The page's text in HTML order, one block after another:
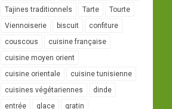
Tajines traditionnels
Tarte
Tourte
Viennoiserie
biscuit
confiture
couscous
cuisine française
cuisine moyen orient
cuisine orientale
cuisine tunisienne
cuisines végétariennes
dinde
entrée
glace
gratin